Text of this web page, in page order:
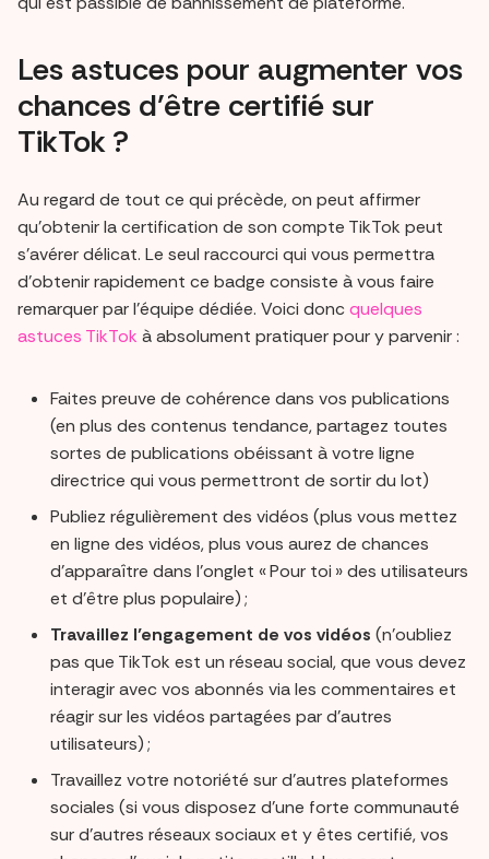
Les astuces pour augmenter vos
chances d’être certifié sur
TikTok ?
Au regard de tout ce qui précède, on peut affirmer
qu’obtenir la certification de son compte TikTok peut
s’avérer délicat. Le seul raccourci qui vous permettra
d’obtenir rapidement ce badge consiste à vous faire
remarquer par l’équipe dédiée. Voici doncquelques
astuces TikTok à absolument pratiquer pour y parvenir :
Faites preuve de cohérence dans vos publications
(en plus des contenus tendance, partagez toutes
sortes de publications obéissant à votre ligne
directrice qui vous permettront de sortir du lot)
Publiez régulièrement des vidéos (plus vous mettez
en ligne des vidéos, plus vous aurez de chances
d’apparaître dans l’onglet « Pour toi » des utilisateurs
et d’être plus populaire) ;
Travaillez l’engagement de vos vidéos (n’oubliez
pas que TikTok est un réseau social, que vous devez
interagir avec vos abonnés via les commentaires et
réagir sur les vidéos partagées par d’autres
utilisateurs) ;
Travaillez votre notoriété sur d’autres plateformes
sociales (si vous disposez d’une forte communauté
sur d’autres réseaux sociaux et y êtes certifié, vos